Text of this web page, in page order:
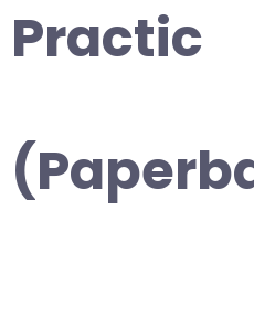
Practic